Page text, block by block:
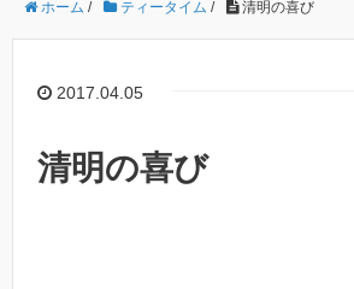
ホーム / ティータイム / 清明の喜び
2017.04.05
清明の喜び